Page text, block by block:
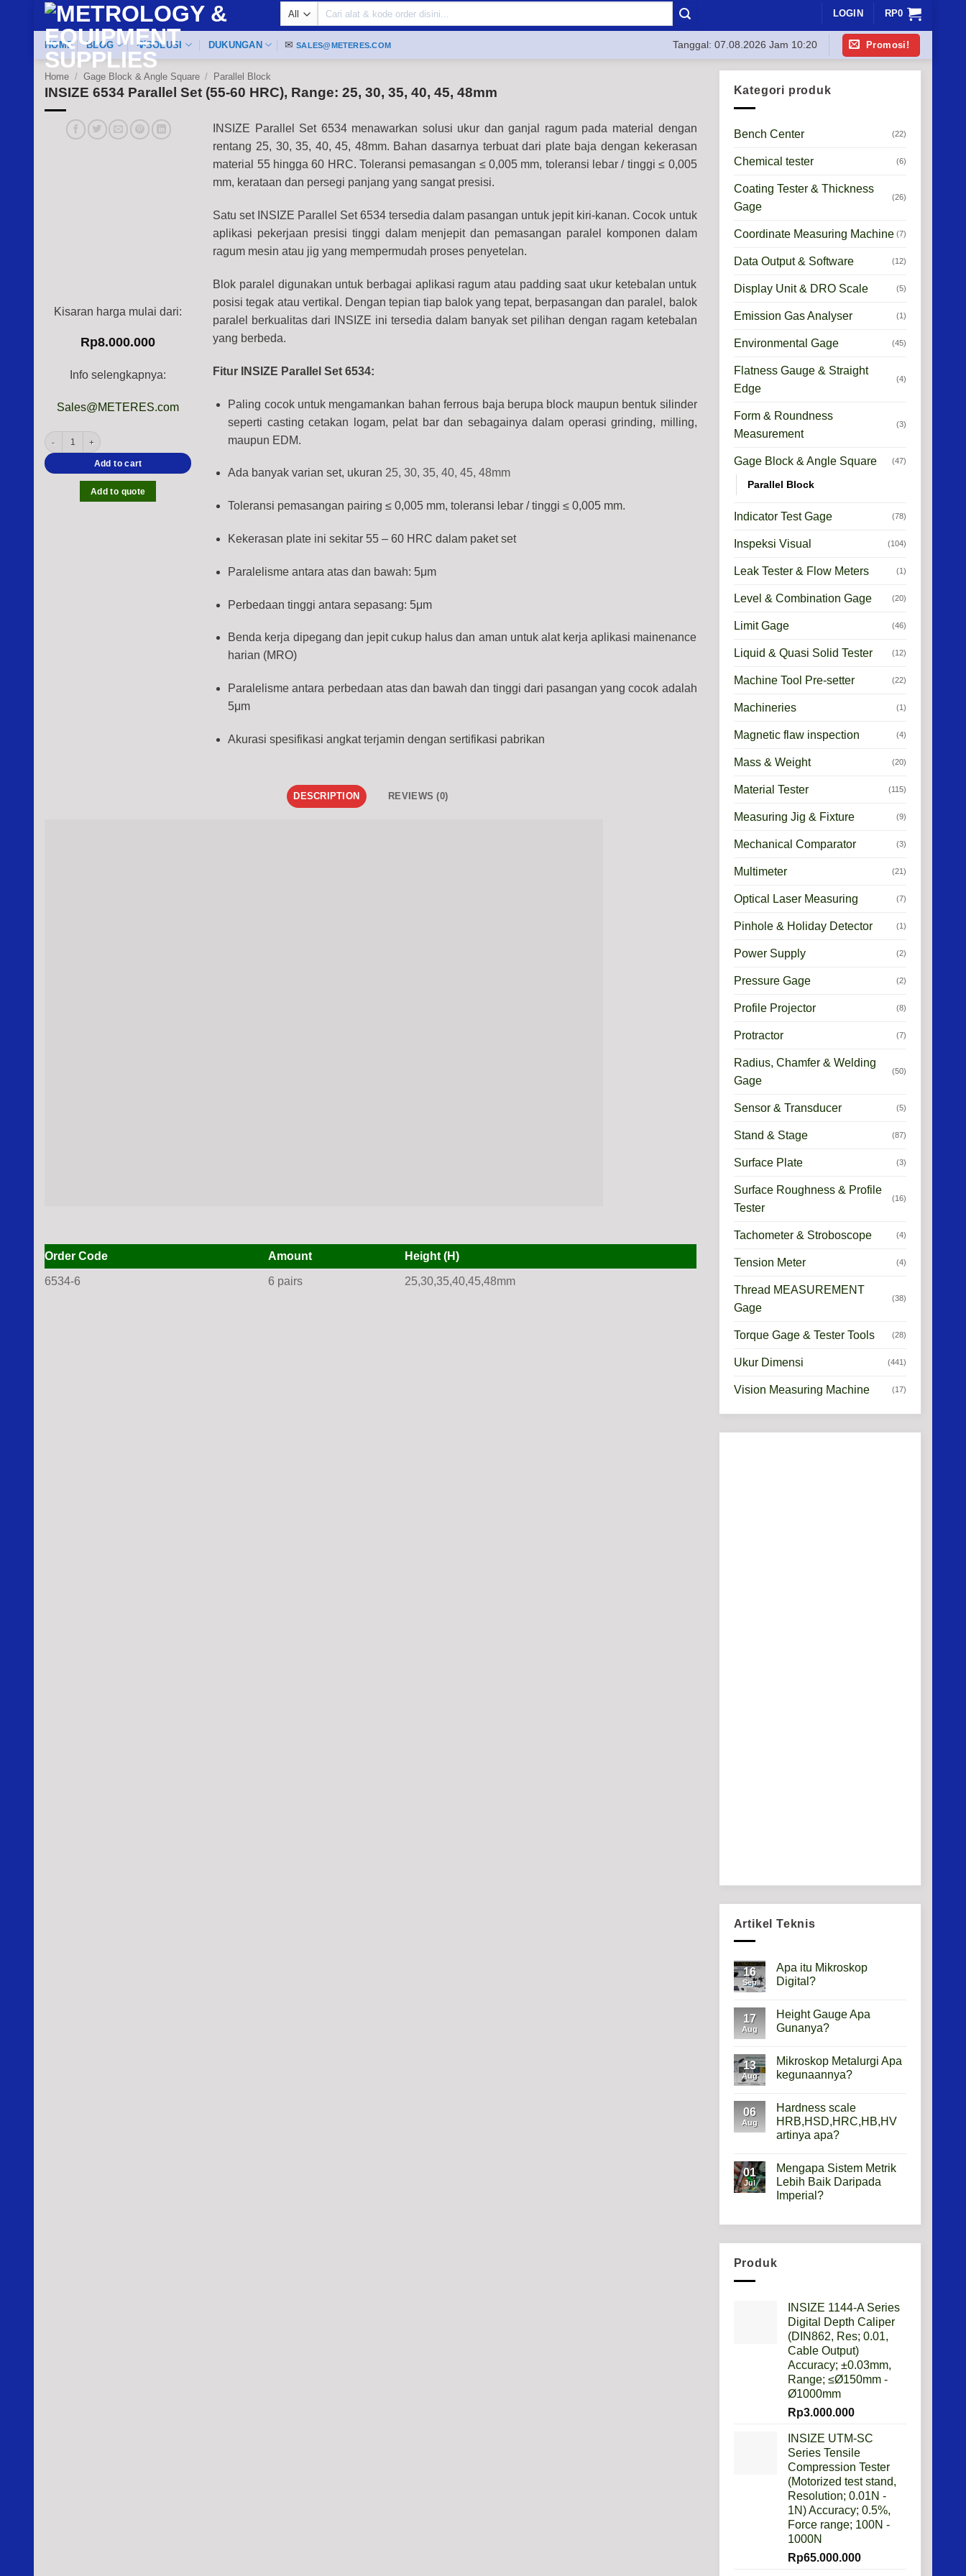
Skip
content
LOGIN RP0
HOME BLOG 💡SOLUSI DUKUNGAN ✉SALES@METERES.COM Tanggal: 07.08.2026 Jam 10:20 Promosi!
Home / Gage Block & Angle Square / Parallel Block
INSIZE 6534 Parallel Set (55-60 HRC), Range: 25, 30, 35, 40, 45, 48mm
Kisaran harga mulai dari:
Rp8.000.000
Info selengkapnya:
Sales@METERES.com
INSIZE 6534 Parallel Set (55-60 HRC), Range: 25, 30, 35, 40, 45, 48mm quantity
Add to cart
Add to quote
INSIZE Parallel Set 6534 menawarkan solusi ukur dan ganjal ragum pada material dengan
rentang 25, 30, 35, 40, 45, 48mm. Bahan dasarnya terbuat dari plate baja dengan kekerasan
material 55 hingga 60 HRC. Toleransi pemasangan ≤ 0,005 mm, toleransi lebar / tinggi ≤ 0,005
mm, kerataan dan persegi panjang yang sangat presisi.
Satu set INSIZE Parallel Set 6534 tersedia dalam pasangan untuk jepit kiri-kanan. Cocok untuk
aplikasi pekerjaan presisi tinggi dalam menjepit dan pemasangan paralel komponen dalam
ragum mesin atau jig yang mempermudah proses penyetelan.
Blok paralel digunakan untuk berbagai aplikasi ragum atau padding saat ukur ketebalan untuk
posisi tegak atau vertikal. Dengan tepian tiap balok yang tepat, berpasangan dan paralel, balok
paralel berkualitas dari INSIZE ini tersedia dalam banyak set pilihan dengan ragam ketebalan
yang berbeda.
Fitur INSIZE Parallel Set 6534:
Paling cocok untuk mengamankan bahan ferrous baja berupa block maupun bentuk silinder
seperti casting cetakan logam, pelat bar dan sebagainya dalam operasi grinding, milling,
maupun EDM.
Ada banyak varian set, ukuran 25, 30, 35, 40, 45, 48mm
Toleransi pemasangan pairing ≤ 0,005 mm, toleransi lebar / tinggi ≤ 0,005 mm.
Kekerasan plate ini sekitar 55 – 60 HRC dalam paket set
Paralelisme antara atas dan bawah: 5μm
Perbedaan tinggi antara sepasang: 5μm
Benda kerja dipegang dan jepit cukup halus dan aman untuk alat kerja aplikasi mainenance
harian (MRO)
Paralelisme antara perbedaan atas dan bawah dan tinggi dari pasangan yang cocok adalah
5μm
Akurasi spesifikasi angkat terjamin dengan sertifikasi pabrikan
DESCRIPTION REVIEWS (0)
Order Code Amount Height (H)
6534-6 6 pairs 25,30,35,40,45,48mm
Kategori produk
Bench Center (22)
Chemical tester (6)
Coating Tester & Thickness
Gage
(26)
Coordinate Measuring Machine (7)
Data Output & Software (12)
Display Unit & DRO Scale (5)
Emission Gas Analyser (1)
Environmental Gage (45)
Flatness Gauge & Straight
Edge
(4)
Form & Roundness
Measurement
(3)
Gage Block & Angle Square (47)
Parallel Block
Indicator Test Gage (78)
Inspeksi Visual (104)
Leak Tester & Flow Meters (1)
Level & Combination Gage (20)
Limit Gage (46)
Liquid & Quasi Solid Tester (12)
Machine Tool Pre-setter (22)
Machineries (1)
Magnetic flaw inspection (4)
Mass & Weight (20)
Material Tester (115)
Measuring Jig & Fixture (9)
Mechanical Comparator (3)
Multimeter (21)
Optical Laser Measuring (7)
Pinhole & Holiday Detector (1)
Power Supply (2)
Pressure Gage (2)
Profile Projector (8)
Protractor (7)
Radius, Chamfer & Welding
Gage
(50)
Sensor & Transducer (5)
Stand & Stage (87)
Surface Plate (3)
Surface Roughness & Profile
Tester
(16)
Tachometer & Stroboscope (4)
Tension Meter (4)
Thread MEASUREMENT
Gage
(38)
Torque Gage & Tester Tools (28)
Ukur Dimensi (441)
Vision Measuring Machine (17)
Artikel Teknis
16
Sep
Apa itu Mikroskop
Digital?
on
Apa
itu
17
Aug
Height Gauge Apa
Gunanya?
on
Height
Gauge
13
Aug
Mikroskop Metalurgi Apa
kegunaannya?
on
Mikroskop
Metalurgi
Apa
06
Aug
Hardness scale
HRB,HSD,HRC,HB,HV
artinya apa?
on
Hardness
scale
HRB,HSD,HRC,HB,HV
01
Jul
Mengapa Sistem Metrik
Lebih Baik Daripada
Imperial?
Lebih
Produk
INSIZE 1144-A Series
Digital Depth Caliper
(DIN862, Res; 0.01,
Cable Output)
Accuracy; ±0.03mm,
Range; ≤Ø150mm -
Ø1000mm
Rp3.000.000
INSIZE UTM-SC
Series Tensile
Compression Tester
(Motorized test stand,
Resolution; 0.01N -
1N) Accuracy; 0.5%,
Force range; 100N -
1000N
Rp65.000.000